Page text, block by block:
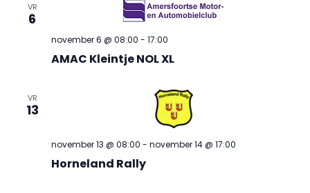
VR
6
AMAC Kleintje NOL XL
november 6 @ 08:00 - 17:00
VR
13
Horneland Rally
november 13 @ 08:00 - november 14 @ 17:00